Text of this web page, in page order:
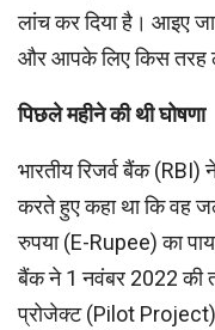
लांच कर दिया है। आइए
और आपके लिए किस तरह
पिछले महीने की थी घोषणा
भारतीय रिजर्व बैंक
करते हुए कहा था कि वह
रुपया (E-Rupee) का
बैंक ने 1 नवंबर 2022 की
प्रोजेक्ट (Pilot Project)